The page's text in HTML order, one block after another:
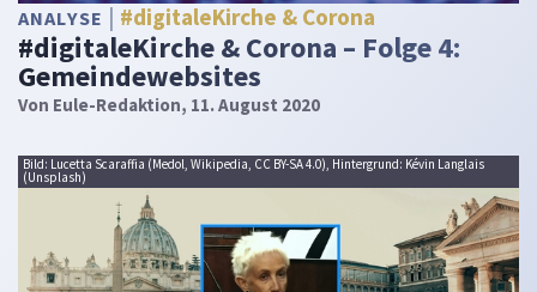
ANALYSE #digitaleKirche & Corona
#digitaleKirche & Corona – Folge 4:
Gemeindewebsites
Von Eule-Redaktion, 11. August 2020
Bild: Lucetta Scaraffia (Medol, Wikipedia, CC BY-SA 4.0), Hintergrund: Kévin Langlais
(Unsplash)